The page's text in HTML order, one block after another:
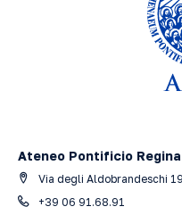
Ateneo Pontificio
Via degli Aldobrandeschi
+39 06 91.68.91